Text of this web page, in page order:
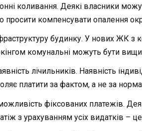
коливання. Деякі власники
просити компенсувати опалення
будинку. У нових ЖК
комунальні можуть бути
лічильників. Наявність
платити за фактом, а не за
фіксованих платежів.
з урахуванням усіх видатків –